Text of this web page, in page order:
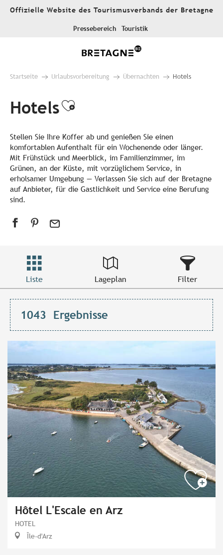
AllerOffizielle Website des Tourismusverbands der Bretagne
Pressebereich Touristik
Startseite Urlaubsvorbereitung Übernachten Hotels
HotelsAjouter aux favoris
Stellen Sie Ihre Koffer ab und genießen Sie einen
komfortablen Aufenthalt für ein Wochenende oder länger.
Mit Frühstück und Meerblick, im Familienzimmer, im
Grünen, an der Küste, mit vorzüglichem Service, in
erholsamer Umgebung — Verlassen Sie sich auf der Bretagne
auf Anbieter, für die Gastlichkeit und Service eine Berufung
sind.
Liste Lageplan Filter
1043 Ergebnisse
Hôtel L'Escale en Arz
HOTEL
Île-d'Arz